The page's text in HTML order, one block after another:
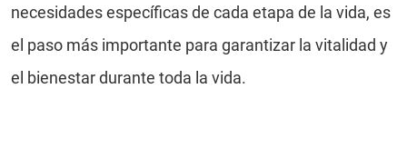
necesidades específicas de cada etapa de la vida, es
el paso más importante para garantizar la vitalidad y
el bienestar durante toda la vida.